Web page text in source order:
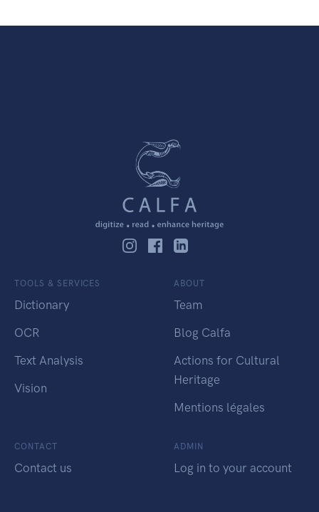
TOOLS & SERVICES
Dictionary
OCR
Text Analysis
Vision
ABOUT
Team
Blog Calfa
Actions for Cultural
Heritage
Mentions légales
CONTACT
Contact us
ADMIN
Log in to your account